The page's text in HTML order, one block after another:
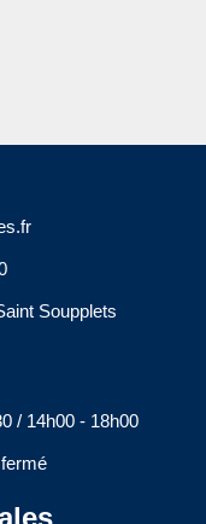
Soupplets
/ 14h00 - 18h00​